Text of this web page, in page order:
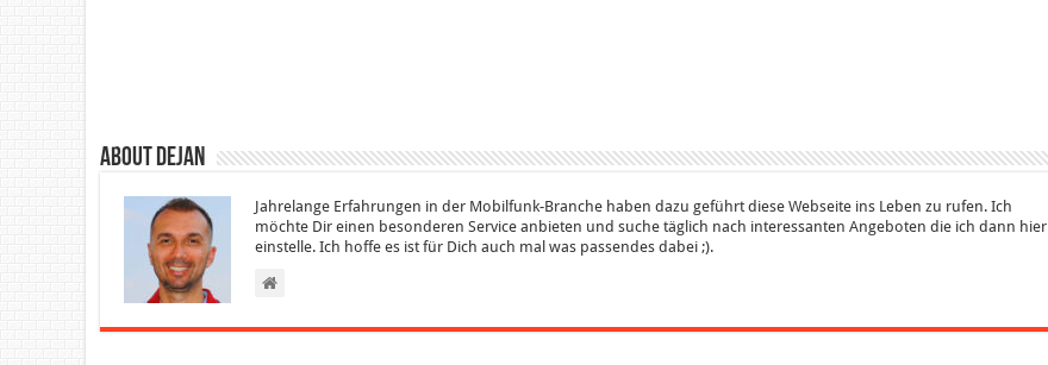
About Dejan
Jahrelange Erfahrungen in der Mobilfunk-Branche haben dazu geführt diese Webseite ins Leben zu rufen. Ich
möchte Dir einen besonderen Service anbieten und suche täglich nach interessanten Angeboten die ich dann hier
einstelle. Ich hoffe es ist für Dich auch mal was passendes dabei ;).